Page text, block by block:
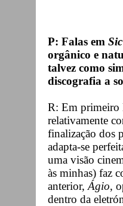
P: Falas em
orgânico e
talvez como
discografia a
R: Em primeiro
relativamente
finalização dos
adapta-se
uma visão
às minhas) faz
anterior, Ágio,
dentro da